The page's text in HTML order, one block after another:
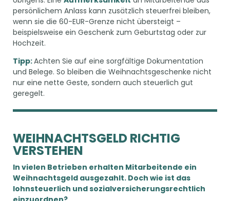
persönlichem Anlass kann zusätzlich steuerfrei bleiben,
wenn sie die 60-EUR-Grenze nicht übersteigt –
beispielsweise ein Geschenk zum Geburtstag oder zur
Hochzeit.
Tipp:Achten Sie auf eine sorgfältige Dokumentation
und Belege. So bleiben die Weihnachtsgeschenke nicht
nur eine nette Geste, sondern auch steuerlich gut
geregelt.
WEIHNACHTSGELD RICHTIG
VERSTEHEN
In vielen Betrieben erhalten Mitarbeitende ein
Weihnachtsgeld ausgezahlt. Doch wie ist das
lohnsteuerlich und sozialversicherungsrechtlich